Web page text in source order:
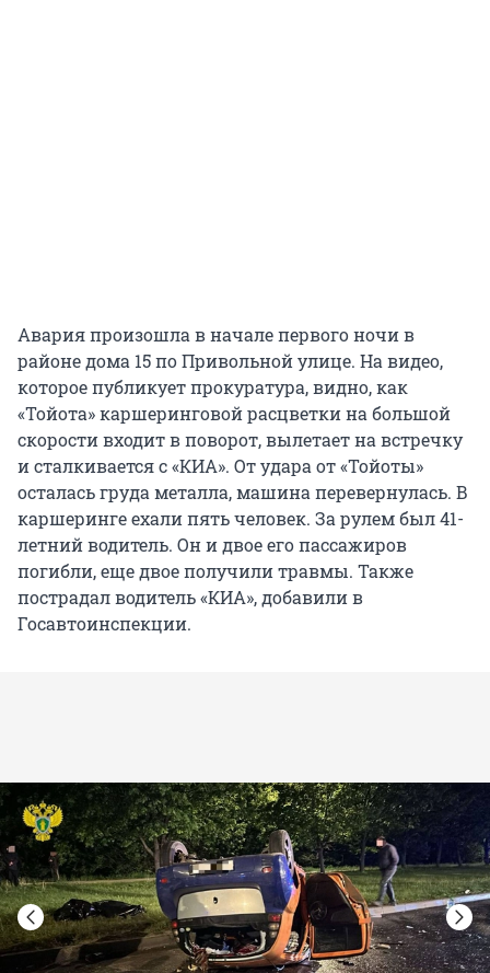
Авария произошла в начале первого ночи в
районе дома 15 по Привольной улице. На видео,
которое публикует прокуратура, видно, как
«Тойота» каршеринговой расцветки на большой
скорости входит в поворот, вылетает на встречку
и сталкивается с «КИА». От удара от «Тойоты»
осталась груда металла, машина перевернулась. В
каршеринге ехали пять человек. За рулем был 41-
летний водитель. Он и двое его пассажиров
погибли, еще двое получили травмы. Также
пострадал водитель «КИА», добавили в
Госавтоинспекции.